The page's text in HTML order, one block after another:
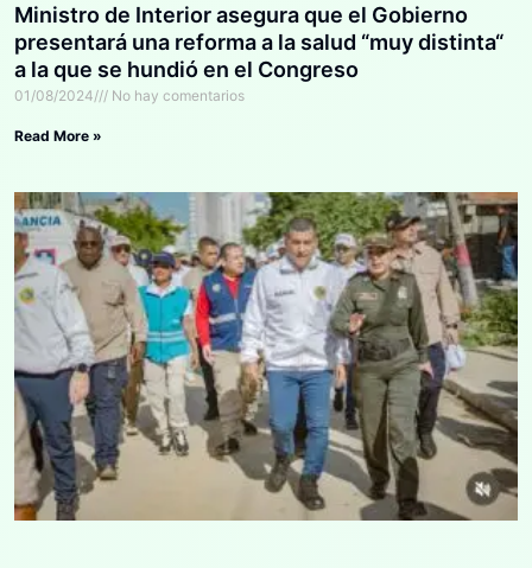
Ministro de Interior asegura que el Gobierno
presentará una reforma a la salud “muy distinta“
a la que se hundió en el Congreso
01/08/2024 No hay comentarios
Read More »